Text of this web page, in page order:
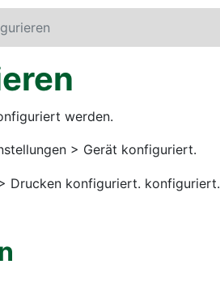
werden.
> Gerät konfiguriert.
Drucken konfiguriert. konfiguriert.